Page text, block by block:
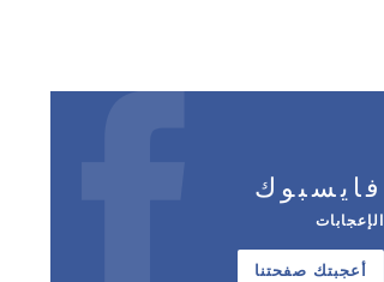
فايسبوك
الإعجابات
أعجبتك صفحتنا